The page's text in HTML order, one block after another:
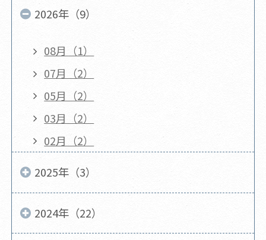
2026年（9）
08月（1）
07月（2）
05月（2）
03月（2）
02月（2）
2025年（3）
2024年（22）